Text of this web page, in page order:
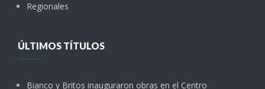
Regionales
ÚLTIMOS TÍTULOS
Bianco y Britos inauguraron obras en el Centro